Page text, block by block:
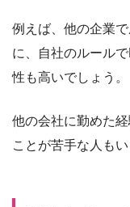
例えば、他の企業
に、自社のルール
性も高いでしょう。
他の会社に勤めた
ことが苦手な人も